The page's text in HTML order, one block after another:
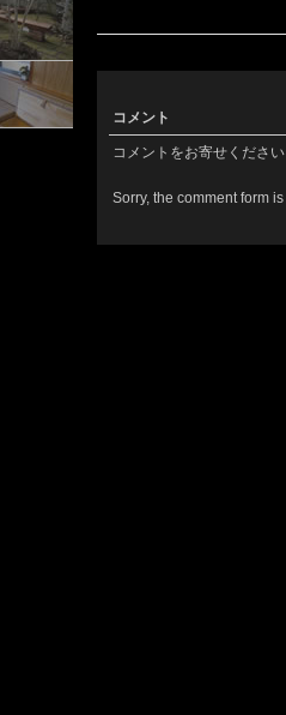
コメント
コメントをお寄せくださ
Sorry, the comment form